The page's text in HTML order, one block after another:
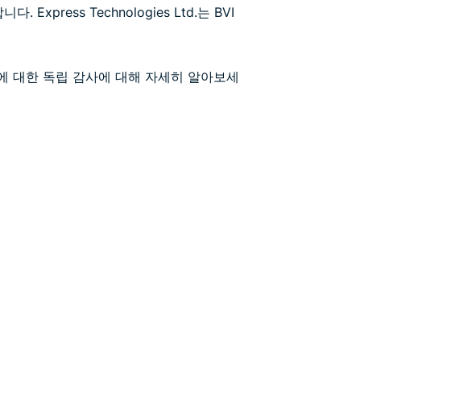
다. Express Technologies Ltd.는 BVI
대한 독립 감사에 대해 자세히 알아보세